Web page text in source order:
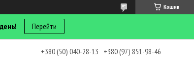
Кошик
Перейти
+380 (50) 040-28-13 +380 (97) 851-98-46